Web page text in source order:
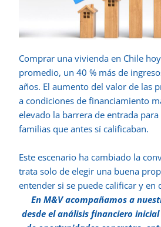
Comprar una vivienda en Chile
promedio, un 40 % más de
años. El aumento del valor de las
a condiciones de financiamiento
elevado la barrera de entrada
familias que antes sí calificaban.
Este escenario ha cambiado la
trata solo de elegir una buena
entender si se puede calificar y en
En M&V acompañamos a
desde el análisis financiero